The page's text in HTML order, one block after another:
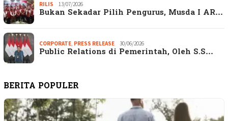
RILIS 13/07/2026
Bukan Sekadar Pilih Pengurus, Musda I AR…
CORPORATE, PRESS RELEASE 30/06/2026
Public Relations di Pemerintah, Oleh S.S…
BERITA POPULER